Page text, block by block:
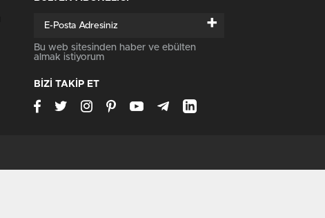
+
Bu web sitesinden haber ve ebülten
almak istiyorum
BİZİ TAKİP ET